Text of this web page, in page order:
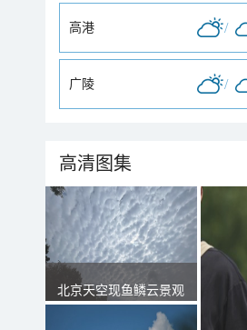
高港 /
广陵 /
高清图集
北京天空现鱼鳞云景观